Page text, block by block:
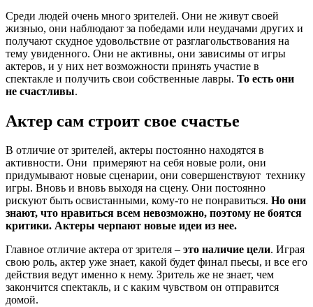
Среди людей очень много зрителей. Они не живут своей
жизнью, они наблюдают за победами или неудачами других и
получают скудное удовольствие от разглагольствования на
тему увиденного. Они не активны, они зависимы от игры
актеров, и у них нет возможности принять участие в
спектакле и получить свои собственные лавры. То есть они
не счастливы.
Актер сам строит свое счастье
В отличие от зрителей, актеры постоянно находятся в
активности. Они примеряют на себя новые роли, они
придумывают новые сценарии, они совершенствуют технику
игры. Вновь и вновь выходя на сцену. Они постоянно
рискуют быть освистанными, кому-то не понравиться. Но они
знают, что нравиться всем невозможно, поэтому не боятся
критики. Актеры черпают новые идеи из нее.
Главное отличие актера от зрителя – это наличие цели. Играя
свою роль, актер уже знает, какой будет финал пьесы, и все его
действия ведут именно к нему. Зритель же не знает, чем
закончится спектакль, и с каким чувством он отправится
домой.